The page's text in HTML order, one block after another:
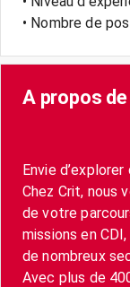
• Nombre de
A propos
Envie
Chez Crit, nous
de votre
missions en
de nombreux
Avec plus de